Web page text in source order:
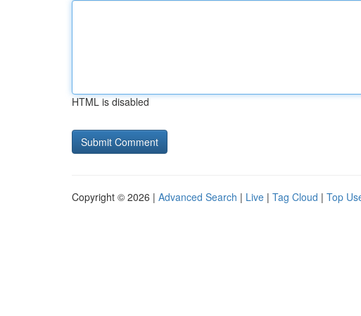
HTML is disabled
Copyright © 2026 | Advanced Search | Live | Tag Cloud | Top